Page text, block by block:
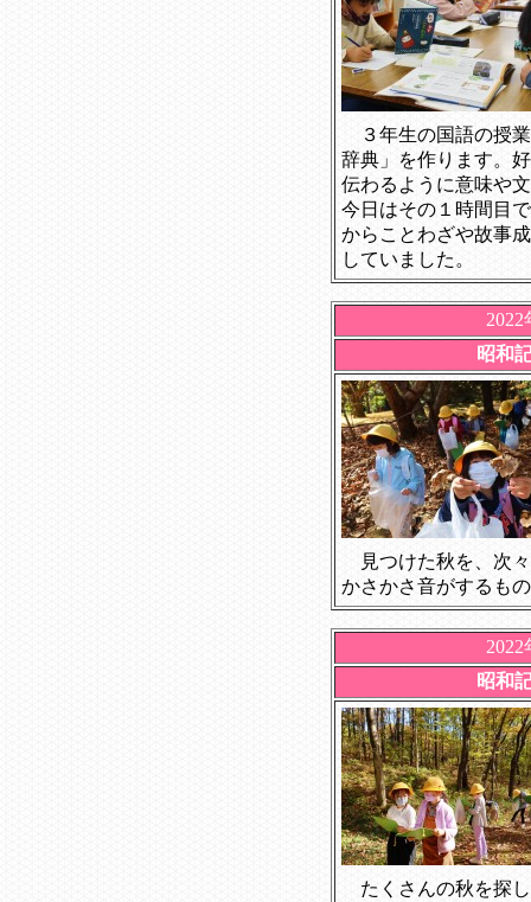
３年生の国語の授
辞典」を作ります。
伝わるように意味や
今日はその１時間目
からことわざや故事
していました。
昭和
見つけた秋を、次
かさかさ音がするも
昭和
たくさんの秋を探